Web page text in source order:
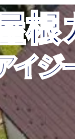
根
イジ